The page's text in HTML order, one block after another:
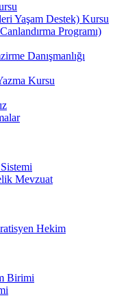
Yaşam Destek) Kursu
Programı)
Danışmanlığı
Kursu
Mevzuat
Hekim
Birimi